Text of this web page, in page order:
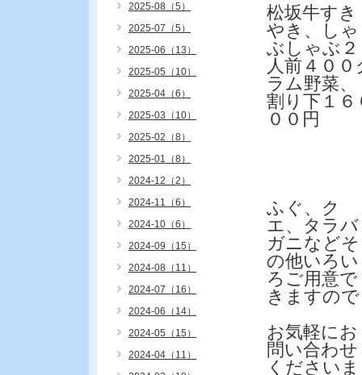
松坂牛すき
やき、しゃ
ぶしゃぶ２
人前４００
ラム野菜、
割り下１６
００円
ふぐ、ク
エ、タラバ
ガニなどそ
の他いろい
ろご用意で
きますので
お気軽にお
問い合わせ
くださいま
2025-08（5）
2025-07（5）
2025-06（13）
2025-05（10）
2025-04（6）
2025-03（10）
2025-02（8）
2025-01（8）
2024-12（2）
2024-11（6）
2024-10（6）
2024-09（15）
2024-08（11）
2024-07（16）
2024-06（14）
2024-05（15）
2024-04（11）